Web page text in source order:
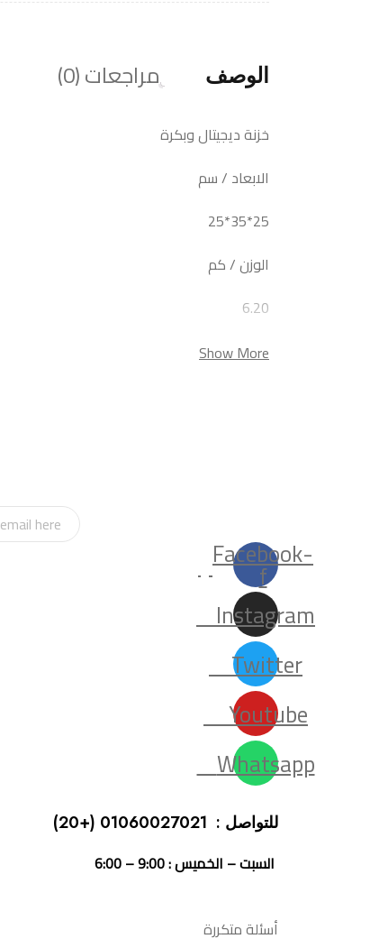
الوصف مراجعات (0)
خزنة ديجيتال وبكرة
الابعاد / سم
25*35*25
الوزن / كم
6.20
Show More
Facebook-
f
Instagram
Twitter
Youtube
Whatsapp
للتواصل : 01060027021 (+20)
السبت – الخميس : 9:00 – 6:00
أسئلة متكررة